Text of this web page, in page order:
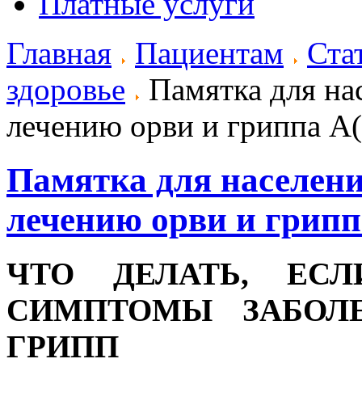
Главная
Пациентам
здоровье
Памятка для
лечению орви и гриппа
Памятка для
лечению орви и
ЧТО ДЕЛАТЬ,
СИМПТОМЫ
ГРИПП